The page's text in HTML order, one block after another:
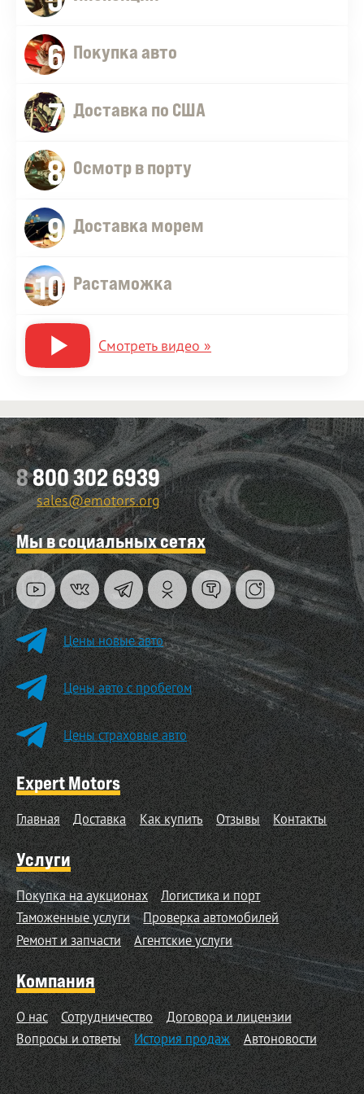
6 Покупка авто
7 Доставка по США
8 Осмотр в порту
9 Доставка морем
10 Растаможка
Смотреть видео »
8800 302 6939
sales@emotors.org
Мы в социальных сетях
Цены новые авто
Цены авто с пробегом
Цены страховые авто
Expert Motors
Главная Доставка Как купить Отзывы Контакты
Услуги
Покупка на аукционах
Логистика и порт
Таможенные услуги
Проверка автомобилей
Ремонт и запчасти
Агентские услуги
Компания
О нас Сотрудничество
Договора и лицензии
Вопросы и ответы
История продаж Автоновости